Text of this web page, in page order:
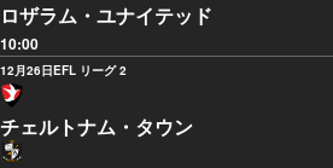
ロザラム・ユナイテッド
10:00
12月26日EFL リーグ 2
チェルトナム・タウン